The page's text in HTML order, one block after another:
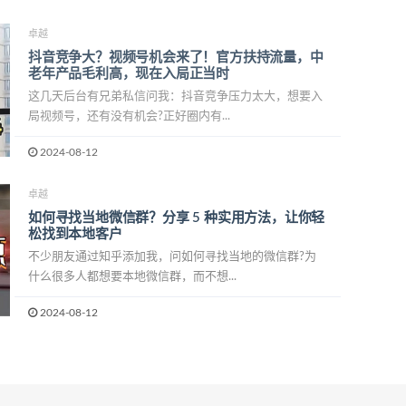
卓越
抖音竞争大？视频号机会来了！官方扶持流量，中
老年产品毛利高，现在入局正当时
这几天后台有兄弟私信问我：抖音竞争压力太大，想要入
局视频号，还有没有机会?正好圈内有...
2024-08-12
卓越
如何寻找当地微信群？分享 5 种实用方法，让你轻
松找到本地客户
不少朋友通过知乎添加我，问如何寻找当地的微信群?为
什么很多人都想要本地微信群，而不想...
2024-08-12